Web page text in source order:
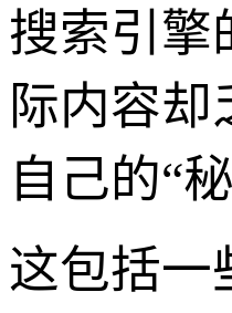
搜索引擎
际内容
自己的“
这包括一